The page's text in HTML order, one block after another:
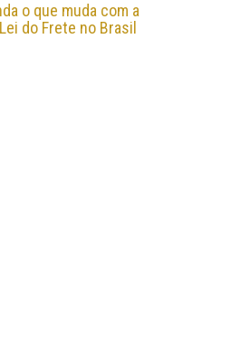
o que muda com a
do Frete no Brasil